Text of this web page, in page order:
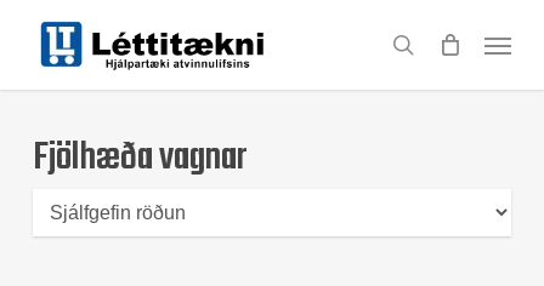
main
search
Fjölhæða vagnar